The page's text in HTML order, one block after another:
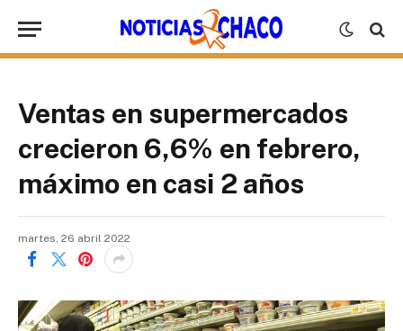
Ventas en supermercados
crecieron 6,6% en febrero,
máximo en casi 2 años
martes, 26 abril 2022